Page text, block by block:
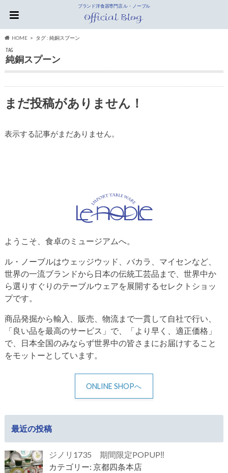
ブランド洋食器専門店 ル・ノーブル
HOME タグ : 純銅スプーン
TAG
純銅スプーン
まだ投稿がありません！
表示する記事がまだありません。
ようこそ、食卓のミュージアムへ。
ル・ノーブルはウェッジウッド、バカラ、マイセンなど、
世界の一流ブランドから日本の伝統工芸品まで、世界中か
ら選りすぐりのテーブルウェアを展開するセレクトショッ
プです。
商品発掘から輸入、販売、物流まで一貫して自社で行い、
「良い品を最高のサービス」で、「より早く、適正価格」
で、日本全国のみならず世界中の皆さまにお届けすること
をモットーとしています。
ONLINE SHOPへ
最近の投稿
ジノリ1735 期間限定POPUP‼
カテゴリー: 京都四条本店